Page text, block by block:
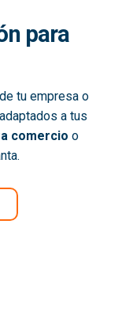
para
tu empresa o
a tus
comercio o